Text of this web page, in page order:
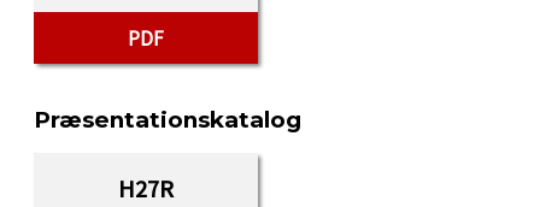
PDF
Præsentationskatalog
H27R